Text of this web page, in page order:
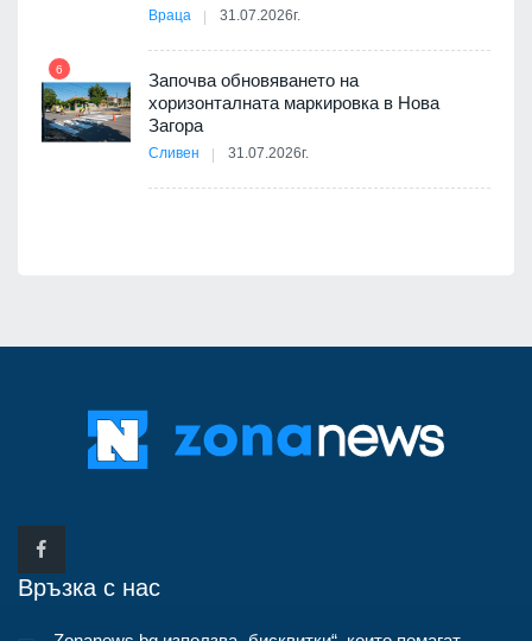
Враца 31.07.2026г.
6
Започва обновяването на
хоризонталната маркировка в Нова
Загора
Сливен 31.07.2026г.
Връзка с нас